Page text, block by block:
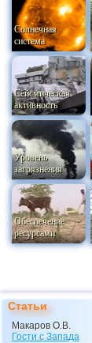
Солнечная
система
Сейсмическая
активность
Уровень
загрязнения
Обеспечение
ресурсами
Статьи
Макаров О.В.
Гости с Запада